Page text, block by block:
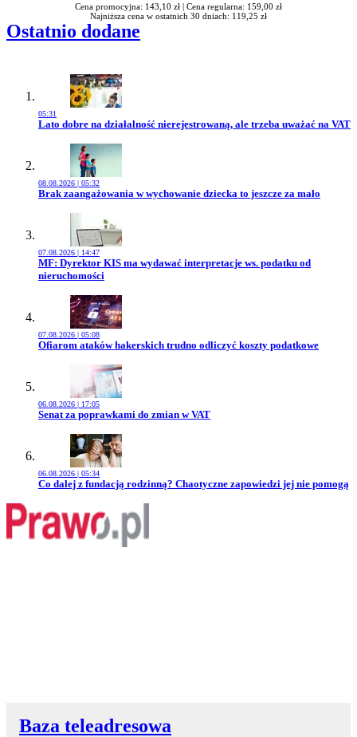
Cena promocyjna: 143,10 zł | Cena regularna: 159,00 zł
Najniższa cena w ostatnich 30 dniach: 119,25 zł
Ostatnio dodane
05:31
Przejdź do artykułu:
Lato dobre na działalność nierejestrowaną, ale trzeba uważać na VAT
08.08.2026 | 05:32
Przejdź do artykułu:
Brak zaangażowania w wychowanie dziecka to jeszcze za mało
07.08.2026 | 14:47
Przejdź do artykułu:
MF: Dyrektor KIS ma wydawać interpretacje ws. podatku od
nieruchomości
07.08.2026 | 05:08
Przejdź do artykułu:
Ofiarom ataków hakerskich trudno odliczyć koszty podatkowe
06.08.2026 | 17:05
Przejdź do artykułu:
Senat za poprawkami do zmian w VAT
06.08.2026 | 05:34
Przejdź do artykułu:
Co dalej z fundacją rodzinną? Chaotyczne zapowiedzi jej nie pomogą
Baza teleadresowa